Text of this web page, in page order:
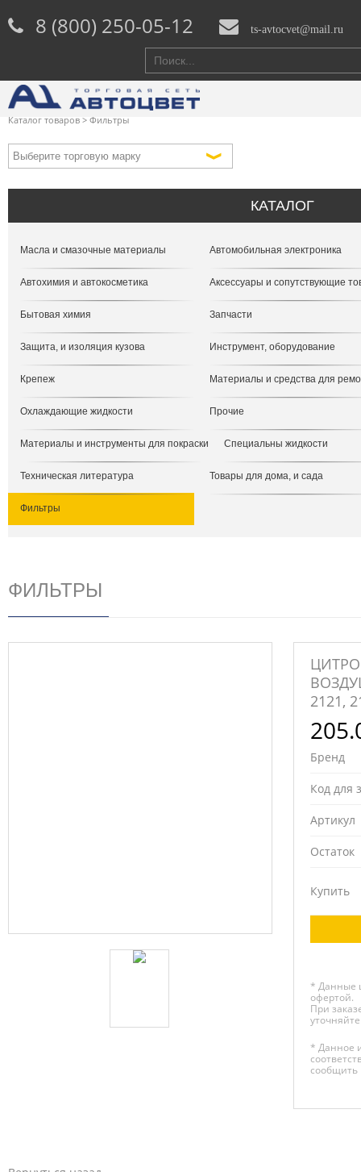
8 (800) 250-05-12 ts-avtocvet@mail.ru
Каталог товаров > Фильтры
КАТАЛОГ
Масла и смазочные материалы Автомобильная электроника
Автохимия и автокосметика Аксессуары и сопутствующие
Бытовая химия Запчасти
Защита, и изоляция кузова Инструмент, оборудование
Крепеж Материалы и средства для
Охлаждающие жидкости Прочие
Материалы и инструменты для покраски Специальны жидкости
Техническая литература Товары для дома, и сада
Фильтры
ФИЛЬТРЫ
2121,
Бренд
Код для
Артикул
Остаток
Купить
* Данные
офертой.
При
* Данное
сообщить